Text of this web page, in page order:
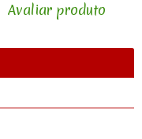
Avaliar produto